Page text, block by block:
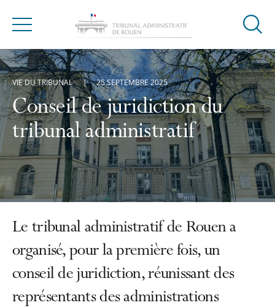
Menu
Ouvrir
de
Conseil de juridiction du
tribunal administratif
VIE DU TRIBUNAL 25 SEPTEMBRE 2025
Le tribunal administratif de Rouen a
organisé, pour la première fois, un
conseil de juridiction, réunissant des
représentants des administrations